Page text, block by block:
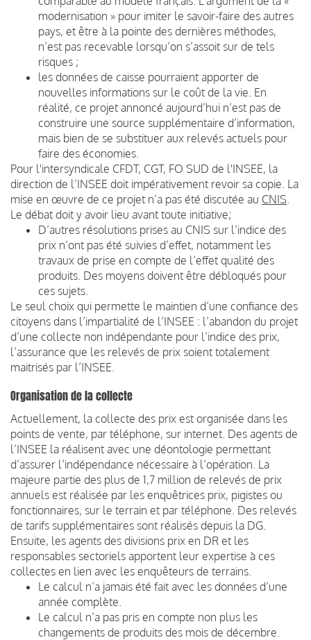
modernisation » pour imiter le savoir-faire des autres
pays, et être à la pointe des dernières méthodes,
n’est pas recevable lorsqu’on s’assoit sur de tels
risques ;
les données de caisse pourraient apporter de
nouvelles informations sur le coût de la vie. En
réalité, ce projet annoncé aujourd’hui n’est pas de
construire une source supplémentaire d’information,
mais bien de se substituer aux relevés actuels pour
faire des économies.
Pour l'intersyndicale CFDT, CGT, FO SUD de l'INSEE, la
direction de l’INSEE doit impérativement revoir sa copie. La
mise en œuvre de ce projet n’a pas été discutée au CNIS
Le débat doit y avoir lieu avant toute initiative;
D’autres résolutions prises au CNIS sur l’indice des
prix n’ont pas été suivies d’effet, notamment les
travaux de prise en compte de l’effet qualité des
produits. Des moyens doivent être débloqués pour
ces sujets.
Le seul choix qui permette le maintien d’une confiance des
citoyens dans l’impartialité de l’INSEE : l’abandon du projet
d’une collecte non indépendante pour l’indice des prix,
l’assurance que les relevés de prix soient totalement
maitrisés par l’INSEE.
Organisation de la collecte
Actuellement, la collecte des prix est organisée dans les
points de vente, par téléphone, sur internet. Des agents de
l’INSEE la réalisent avec une déontologie permettant
d’assurer l’indépendance nécessaire à l’opération. La
majeure partie des plus de 1,7 million de relevés de prix
annuels est réalisée par les enquêtrices prix, pigistes ou
fonctionnaires, sur le terrain et par téléphone. Des relevés
de tarifs supplémentaires sont réalisés depuis la DG.
Ensuite, les agents des divisions prix en DR et les
responsables sectoriels apportent leur expertise à ces
collectes en lien avec les enquêteurs de terrains.
Le calcul n’a jamais été fait avec les données d’une
année complète.
Le calcul n’a pas pris en compte non plus les
changements de produits des mois de décembre.